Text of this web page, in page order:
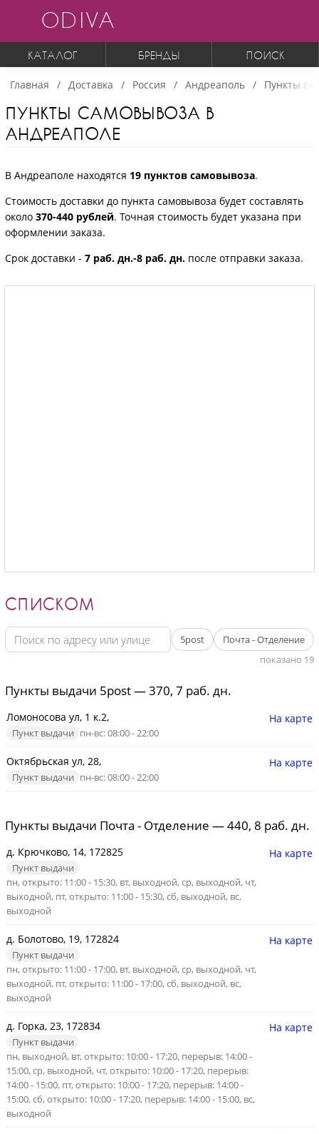
ODIVA
КАТАЛОГ БРЕНДЫ ПОИСК
Главная Доставка Россия Андреаполь Пункты
ПУНКТЫ САМОВЫВОЗА В
АНДРЕАПОЛЕ
В Андреаполе находятся 19 пунктов самовывоза.
Стоимость доставки до пункта самовывоза будет составлять
около 370-440 рублей. Точная стоимость будет указана при
оформлении заказа.
Срок доставки - 7 раб. дн.-8 раб. дн. после отправки заказа.
СПИСКОМ
5post
Почта - Отделение
показано 19
Пункты выдачи 5post — 370, 7 раб. дн.
Ломоносова ул, 1 к.2,
Пункт выдачи пн-вс: 08:00 - 22:00
На карте
Октябрьская ул, 28,
Пункт выдачи пн-вс: 08:00 - 22:00
На карте
Пункты выдачи Почта - Отделение — 440, 8 раб. дн.
д. Крючково, 14, 172825
Пункт выдачи
пн, открыто: 11:00 - 15:30, вт, выходной, ср, выходной, чт,
выходной, пт, открыто: 11:00 - 15:30, сб, выходной, вс,
выходной
На карте
д. Болотово, 19, 172824
Пункт выдачи
пн, открыто: 11:00 - 17:00, вт, выходной, ср, выходной, чт,
выходной, пт, открыто: 11:00 - 17:00, сб, выходной, вс,
выходной
На карте
д. Горка, 23, 172834
Пункт выдачи
пн, выходной, вт, открыто: 10:00 - 17:20, перерыв: 14:00 -
15:00, ср, выходной, чт, открыто: 10:00 - 17:20, перерыв:
14:00 - 15:00, пт, открыто: 10:00 - 17:20, перерыв: 14:00 -
15:00, сб, открыто: 10:00 - 17:20, перерыв: 14:00 - 15:00, вс,
выходной
На карте